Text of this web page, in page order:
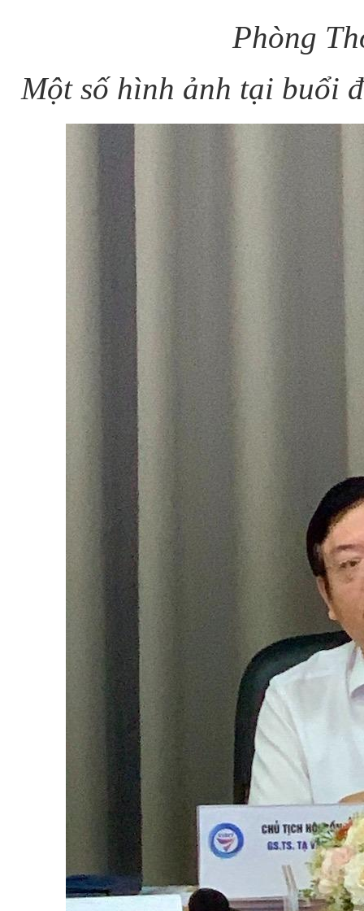
Phòng
Một số hình ảnh tại buổi